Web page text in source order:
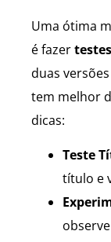
Uma ótima
é fazer
duas
tem melhor
dicas:
Teste
título e